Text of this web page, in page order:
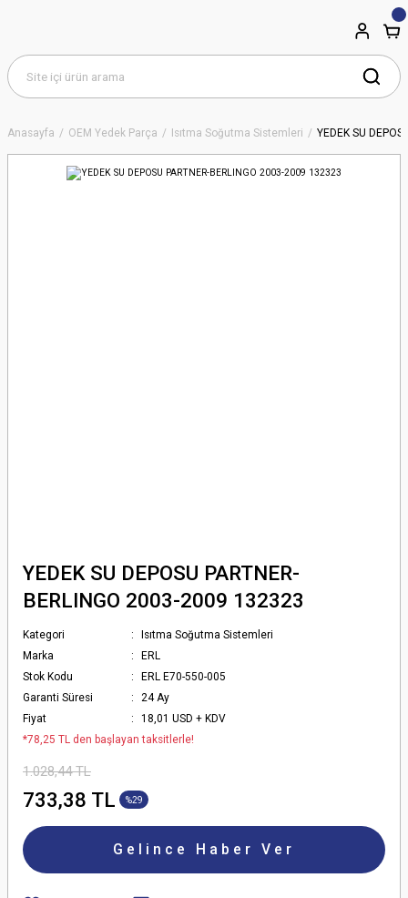
Anasayfa OEM Yedek Parça Isıtma Soğutma Sistemleri YEDEK SU
YEDEK SU DEPOSU PARTNER-
BERLINGO 2003-2009 132323
Kategori
Isıtma Soğutma Sistemleri
Marka
ERL
Stok Kodu
ERL E70-550-005
Garanti Süresi
24 Ay
Fiyat
18,01 USD + KDV
*78,25 TL den başlayan taksitlerle!
1.028,44 TL
733,38 TL %29
Gelince Haber Ver